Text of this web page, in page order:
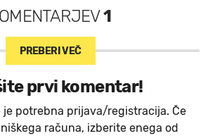
1
PREBERI VEČ
prvi komentar!
je potrebna prijava/registracija. Če
računa, izberite enega od